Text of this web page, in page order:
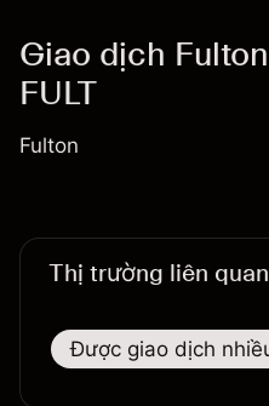
Giao dịch
FULT
Fulton
Thị trường liên quan
Được giao dịch